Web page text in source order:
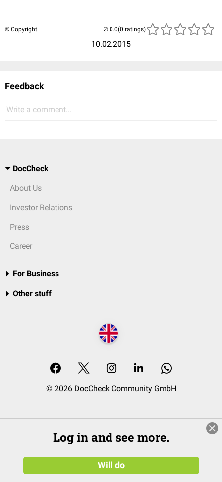
© Copyright
10.02.2015
(0 ratings)
Feedback
Write a comment...
DocCheck
About Us
Investor Relations
Press
Career
For Business
Other stuff
© 2026 DocCheck Community GmbH
Log in and see more.
Will do